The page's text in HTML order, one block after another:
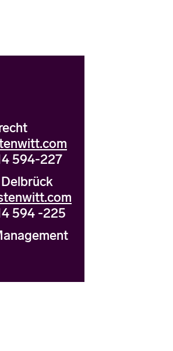
594-227
594 -225